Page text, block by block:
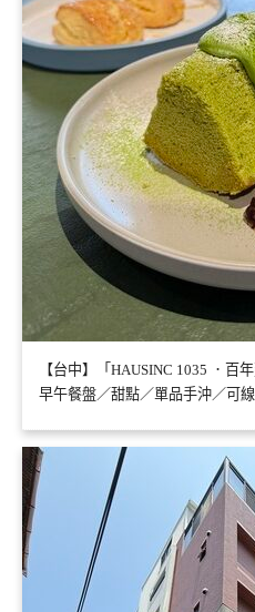
【台中】「HAUSINC 1035 ．百
早午餐盤／甜點／單品手沖／可線